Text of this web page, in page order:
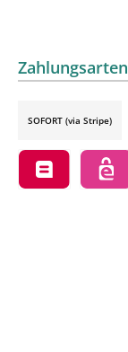
Zahlungsarten
SOFORT (via Stripe)